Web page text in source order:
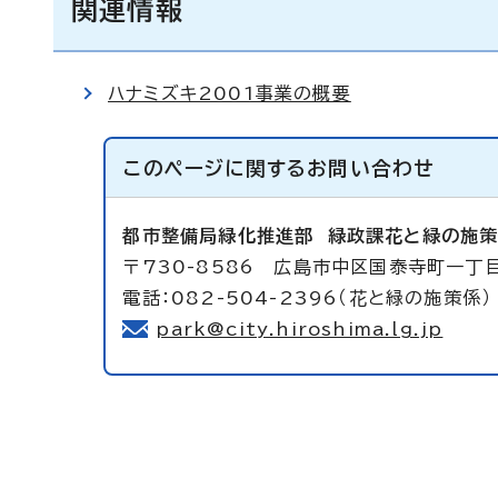
関連情報
ハナミズキ2001事業の概要
このページに関する お問い合わせ
都市整備局緑化推進部 緑政課花と緑の施
〒730-8586 広島市中区国泰寺町一丁
電話：082-504-2396（花と緑の施策係）
park@city.hiroshima.lg.jp